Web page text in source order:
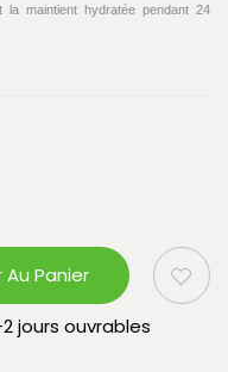
maintient hydratée pendant 24
Panier
jours ouvrables